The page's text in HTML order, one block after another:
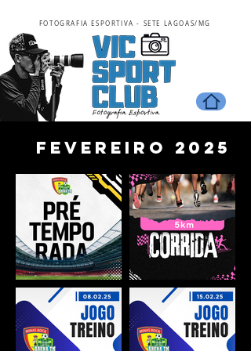
FOTOGRAFIA ESPORTIVA - SETE LAGOAS/MG
fevereiro 2025